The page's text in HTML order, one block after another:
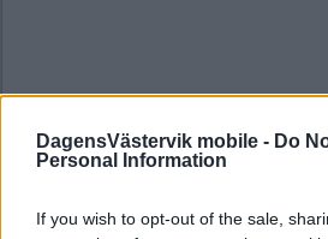
DagensVästervik mobile - Do
Personal Information
If you wish to opt-out of the sale,